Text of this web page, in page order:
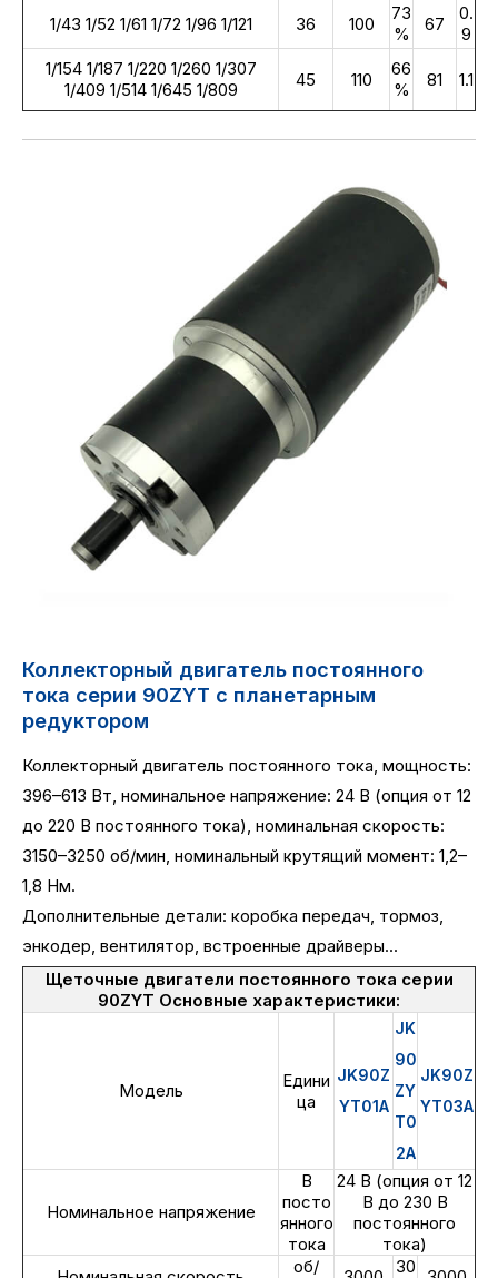
1/43 1/52 1/61 1/72 1/96 1/121
36 100
73
%
67
0.
9
1/154 1/187 1/220 1/260 1/307
1/409 1/514 1/645 1/809
45 110
66
%
81 1.1
Коллекторный двигатель постоянного
тока серии 90ZYT с планетарным
редуктором
Коллекторный двигатель постоянного тока, мощность:
396–613 Вт, номинальное напряжение: 24 В (опция от 12
до 220 В постоянного тока), номинальная скорость:
3150–3250 об/мин, номинальный крутящий момент: 1,2–
1,8 Нм.
Дополнительные детали: коробка передач, тормоз,
энкодер, вентилятор, встроенные драйверы...
Щеточные двигатели постоянного тока серии
90ZYT Основные характеристики:
Модель
Едини
ца
JK90Z
YT01A
JK
90
ZY
T0
2A
JK90Z
YT03A
Номинальное напряжение
В
посто
янного
тока
24 В (опция от 12
В до 230 В
постоянного
тока)
об/
30